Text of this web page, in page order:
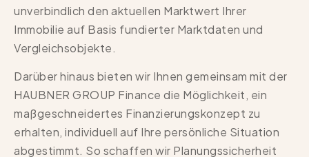
unverbindlich den aktuellen Marktwert Ihrer
Immobilie auf Basis fundierter Marktdaten und
Vergleichsobjekte.
Darüber hinaus bieten wir Ihnen gemeinsam mit der
HAUBNER GROUP Finance die Möglichkeit, ein
maßgeschneidertes Finanzierungskonzept zu
erhalten, individuell auf Ihre persönliche Situation
abgestimmt. So schaffen wir Planungssicherheit